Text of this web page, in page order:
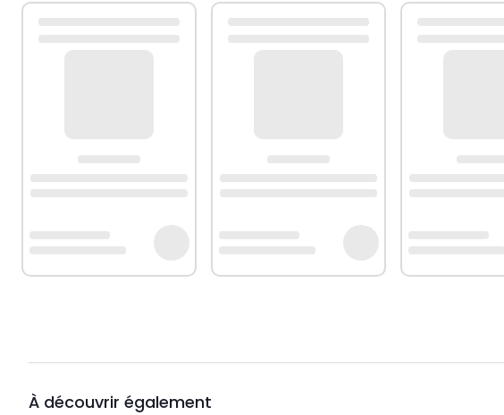
À découvrir également